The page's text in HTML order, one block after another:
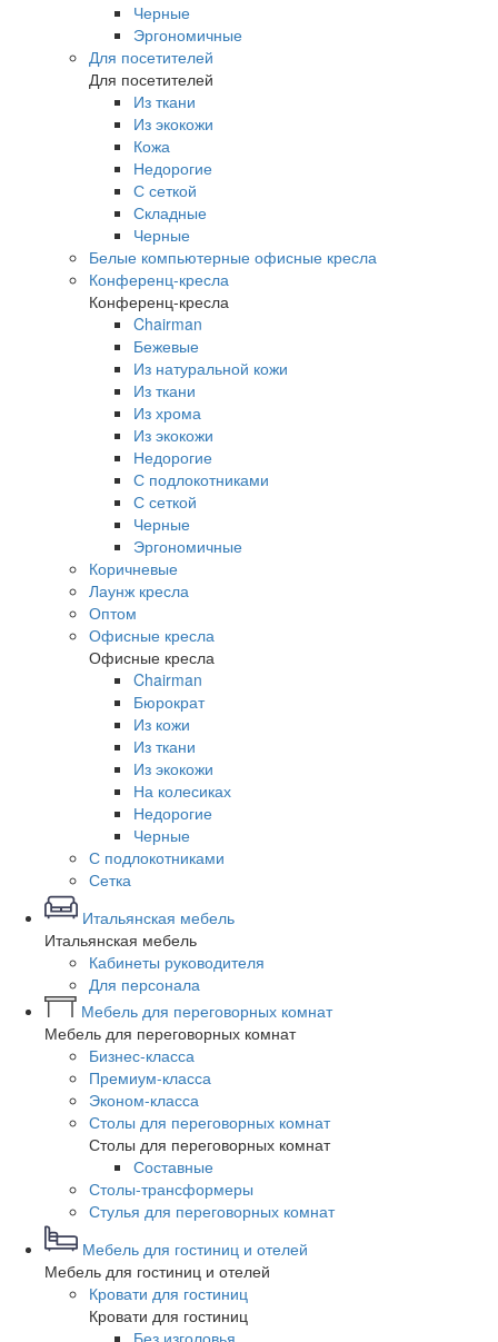
Черные
Эргономичные
Для посетителей
Для посетителей
Из ткани
Из экокожи
Кожа
Недорогие
С сеткой
Складные
Черные
Белые компьютерные офисные кресла
Конференц-кресла
Конференц-кресла
Chairman
Бежевые
Из натуральной кожи
Из ткани
Из хрома
Из экокожи
Недорогие
С подлокотниками
С сеткой
Черные
Эргономичные
Коричневые
Лаунж кресла
Оптом
Офисные кресла
Офисные кресла
Chairman
Бюрократ
Из кожи
Из ткани
Из экокожи
На колесиках
Недорогие
Черные
С подлокотниками
Сетка
Итальянская мебель
Итальянская мебель
Кабинеты руководителя
Для персонала
Мебель для переговорных комнат
Мебель для переговорных комнат
Бизнес-класса
Премиум-класса
Эконом-класса
Столы для переговорных комнат
Столы для переговорных комнат
Составные
Столы-трансформеры
Стулья для переговорных комнат
Мебель для гостиниц и отелей
Мебель для гостиниц и отелей
Кровати для гостиниц
Кровати для гостиниц